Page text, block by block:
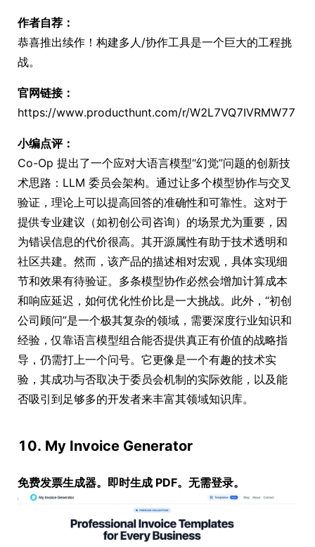
作者自荐：
恭喜推出续作！构建多人/协作工具是一个巨大的工程挑
战。
官网链接：
https://www.producthunt.com/r/W2L7VQ7IVRMW77
小编点评：
Co-Op 提出了一个应对大语言模型“幻觉”问题的创新技
术思路：LLM 委员会架构。通过让多个模型协作与交叉
验证，理论上可以提高回答的准确性和可靠性。这对于
提供专业建议（如初创公司咨询）的场景尤为重要，因
为错误信息的代价很高。其开源属性有助于技术透明和
社区共建。然而，该产品的描述相对宏观，具体实现细
节和效果有待验证。多条模型协作必然会增加计算成本
和响应延迟，如何优化性价比是一大挑战。此外，“初创
公司顾问”是一个极其复杂的领域，需要深度行业知识和
经验，仅靠语言模型组合能否提供真正有价值的战略指
导，仍需打上一个问号。它更像是一个有趣的技术实
验，其成功与否取决于委员会机制的实际效能，以及能
否吸引到足够多的开发者来丰富其领域知识库。
10. My Invoice Generator
免费发票生成器。即时生成 PDF。无需登录。